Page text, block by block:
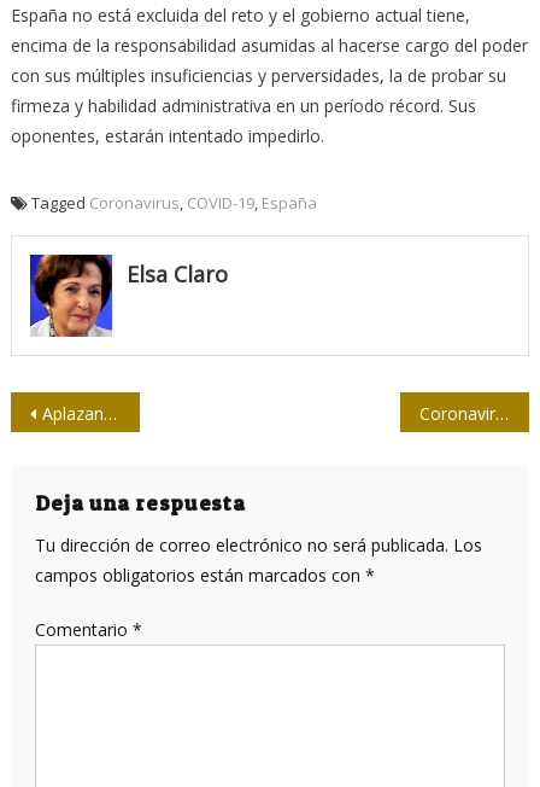
España no está excluida del reto y el gobierno actual tiene,
encima de la responsabilidad asumidas al hacerse cargo del poder
con sus múltiples insuficiencias y perversidades, la de probar su
firmeza y habilidad administrativa en un período récord. Sus
oponentes, estarán intentado impedirlo.
Tagged Coronavirus, COVID-19, España
Elsa Claro
Navegación
entradas
Aplazan reanudación de juicio a Assange y temen por su salud Coronavirus: cortar los ilícitos impedirá avance de pandemia corruptora
Deja una respuesta
Tu dirección de correo electrónico no será publicada. Los
campos obligatorios están marcados con *
Comentario *